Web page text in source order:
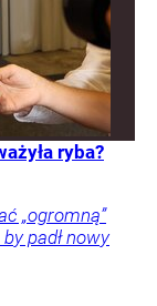
ryba?
„ogromną”
padł nowy